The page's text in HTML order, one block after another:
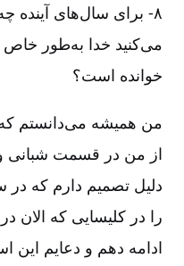
۸-‏‏‏‏ برای سال‌‌های آینده
می‌‌کنید خدا به‌‌طور
خوانده است؟
من همیشه می‌‌‌‌دانستم
از من در قسمت شبانی و
دلیل تصمیم دارم که در
را در کلیسایی که
ادامه دهم و دعایم این